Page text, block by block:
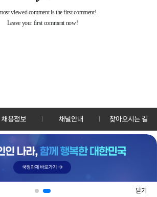
닫기
채용정보 채널안내 찾아오시는 길
별자치시 정부2청사로 13 한국정책방송원 KTV
TEL: 044-204-8000
KTV 국민방송 All Rights Reserved.